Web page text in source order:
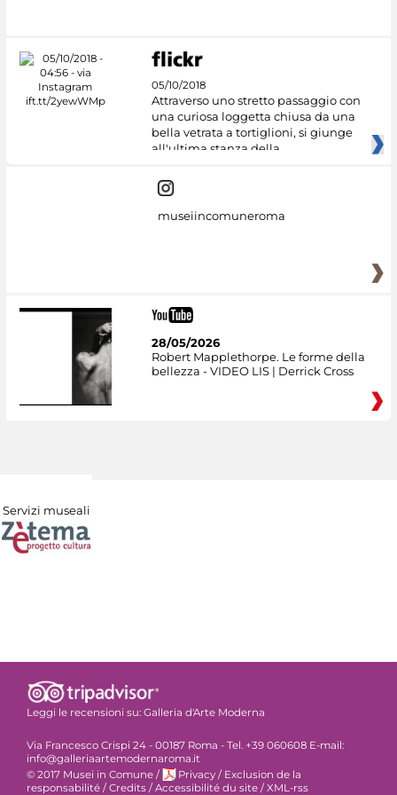
05/10/2018
Attraverso uno stretto passaggio con
una curiosa loggetta chiusa da una
bella vetrata a tortiglioni, si giunge
all'ultima stanza della
museiincomuneroma
28/05/2026
Robert Mapplethorpe. Le forme della
bellezza - VIDEO LIS | Derrick Cross
Servizi museali
Leggi le recensioni su: Galleria d'Arte Moderna
Via Francesco Crispi 24 - 00187 Roma - Tel. +39 060608 E-mail:
info@galleriaartemodernaroma.it
© 2017 Musei in Comune / Privacy / Exclusion de la
responsabilité / Credits / Accessibilité du site / XML-rss